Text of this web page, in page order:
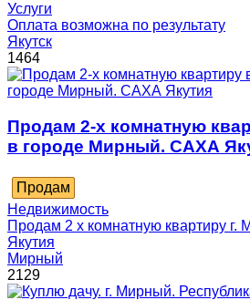
Услуги
Оплата возможна по результату
Якутск
1464
Продам 2-х комнатную
в городе Мирный. САХА
Продам
Недвижимость
Продам 2 х комнатную квартиру г.
Якутия
Мирный
2129